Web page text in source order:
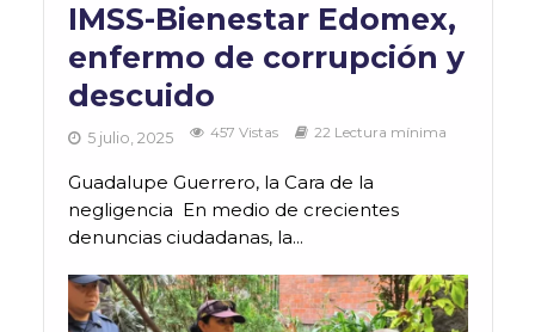
IMSS-Bienestar Edomex,
enfermo de corrupción y
descuido
5 julio, 2025 457 Vistas 22 Lectura mínima
Guadalupe Guerrero, la Cara de la
negligencia En medio de crecientes
denuncias ciudadanas, la...